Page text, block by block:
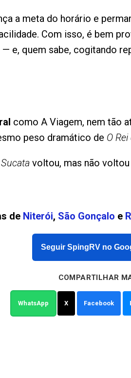
a meta do horário e
Com isso, é bem
e, quem sabe, cogitando
como A Viagem, nem tão
peso dramático de O
voltou, mas não voltou
de Niterói, São Gonçalo e
Seguir SpingRV no
COMPARTILHAR
WhatsApp X Facebook